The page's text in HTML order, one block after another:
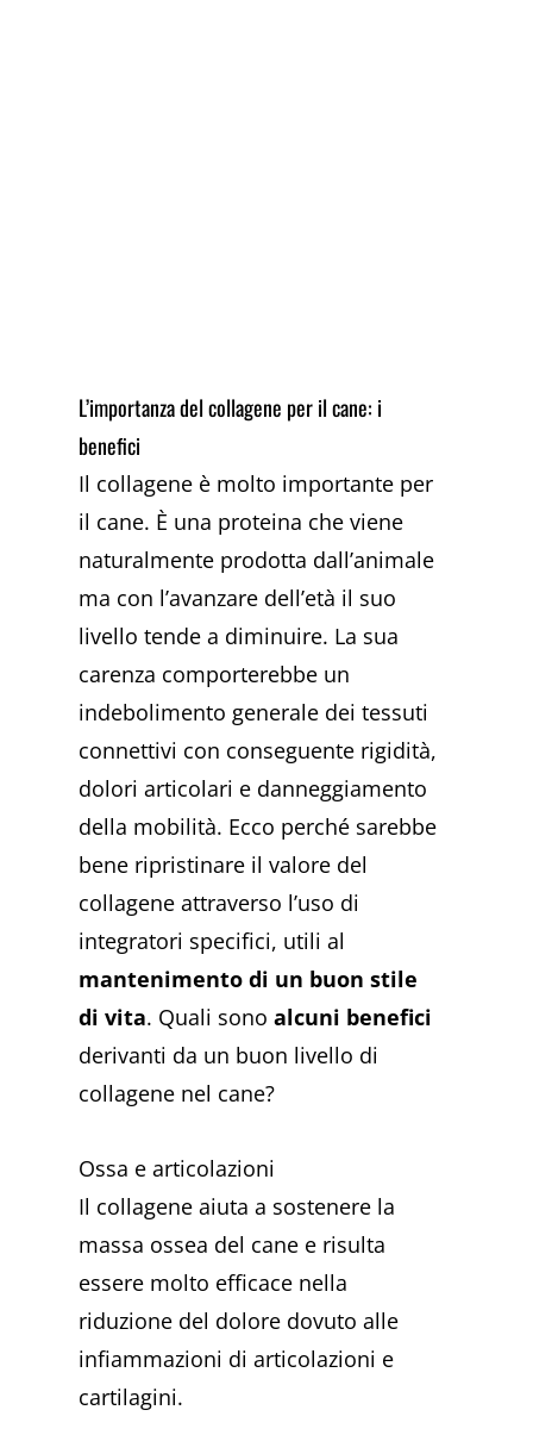
L’importanza del collagene per il cane: i
benefici
Il collagene è molto importante per
il cane. È una proteina che viene
naturalmente prodotta dall’animale
ma con l’avanzare dell’età il suo
livello tende a diminuire. La sua
carenza comporterebbe un
indebolimento generale dei tessuti
connettivi con conseguente rigidità,
dolori articolari e danneggiamento
della mobilità. Ecco perché sarebbe
bene ripristinare il valore del
collagene attraverso l’uso di
integratori specifici, utili al
mantenimento di un buon stile
di vita. Quali sonoalcuni benefici
derivanti da un buon livello di
collagene nel cane?
Ossa e articolazioni
Il collagene aiuta a sostenere la
massa ossea del cane e risulta
essere molto efficace nella
riduzione del dolore dovuto alle
infiammazioni di articolazioni e
cartilagini.